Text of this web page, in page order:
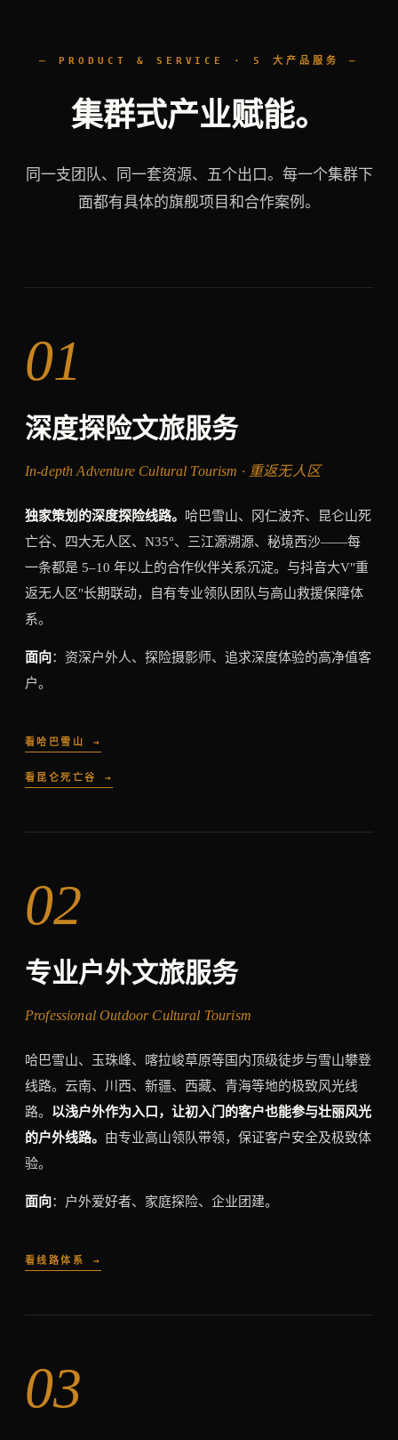
— PRODUCT & SERVICE · 5 大产品服务 —
集群式产业赋能。
同一支团队、同一套资源、五个出口。每一个集群下
面都有具体的旗舰项目和合作案例。
01
深度探险文旅服务
In-depth Adventure Cultural Tourism · 重返无人区
独家策划的深度探险线路。
哈巴雪山、冈仁波齐、昆仑山死
亡谷、四大无人区、N35°、三江源溯源、秘境西沙——每
一条都是 5–10 年以上的合作伙伴关系沉淀。与抖音大V"重
返无人区"长期联动，自有专业领队团队与高山救援保障体
系。
面向：资深户外人、探险摄影师、追求深度体验的高净值客
户。
看哈巴雪山 →
看昆仑死亡谷 →
02
专业户外文旅服务
Professional Outdoor Cultural Tourism
哈巴雪山、玉珠峰、喀拉峻草原等国内顶级徒步与雪山攀登
线路。云南、川西、新疆、西藏、青海等地的极致风光线
路。 以浅户外作为入口，让初入门的客户也能参与壮丽风光
的户外线路。 由专业高山领队带领，保证客户安全及极致体
验。
面向：户外爱好者、家庭探险、企业团建。
看线路体系 →
03